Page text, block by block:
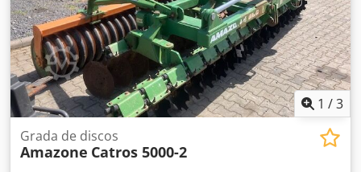
1 /3
Grada de discos
Amazone Catros 5000-2